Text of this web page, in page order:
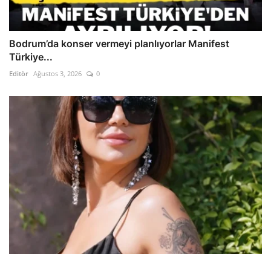
Bodrum’da konser vermeyi planlıyorlar Manifest
Türkiye...
Editör Ağustos 3, 2026 0